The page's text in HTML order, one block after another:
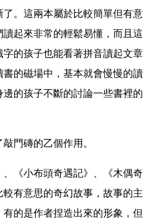
。這兩本屬於比較簡單但有意
起來非常的輕鬆易懂，而且這
的孩子也能看著拼音讀起文章
的磁場中，基本就會慢慢的讀
的孩子不斷的討論一些書裡的
門磚的乙個作用。
《小布頭奇遇記》、《木偶奇
有意思的奇幻故事，故事的主
的是作者捏造出來的形象，但